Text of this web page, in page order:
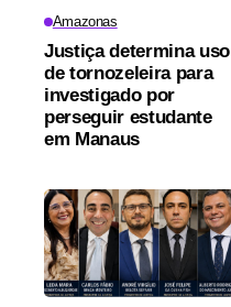
Amazonas
Justiça determina uso
de tornozeleira para
investigado por
perseguir estudante
em Manaus